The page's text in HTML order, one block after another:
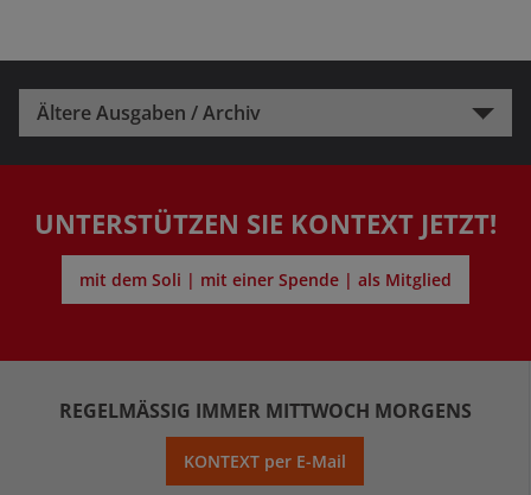
Ältere Ausgaben / Archiv
UNTERSTÜTZEN SIE KONTEXT JETZT!
mit dem Soli | mit einer Spende | als Mitglied
REGELMÄSSIG IMMER MITTWOCH MORGENS
KONTEXT per E-Mail